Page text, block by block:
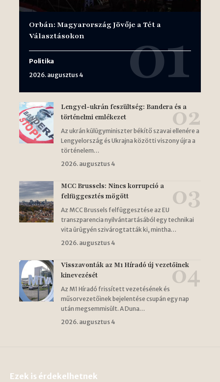
Orbán: Magyarország Jövője a Tét a
Választásokon
Politika
2026. augusztus 4
Lengyel-ukrán feszültség: Bandera és a
történelmi emlékezet
Az ukrán külügyminiszter békítő szavai ellenére a
Lengyelország és Ukrajna közötti viszony újra a
történelem…
2026. augusztus 4
MCC Brussels: Nincs korrupció a
felfüggesztés mögött
Az MCC Brussels felfüggesztése az EU
transzparencia nyilvántartásából egy technikai
vita ürügyén szivárogtatták ki, mintha…
2026. augusztus 4
Visszavonták az M1 Híradó új vezetőinek
kinevezését
Az M1 Híradó frissített vezetésének és
műsorvezetőinek bejelentése csupán egy nap
után megsemmisült. A Duna…
2026. augusztus 4
Ezek is érdekelhetnek